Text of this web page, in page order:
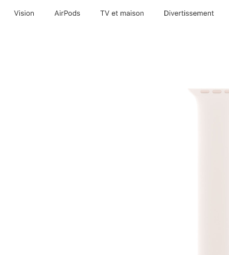
Vision AirPods TV et maison Divertissement